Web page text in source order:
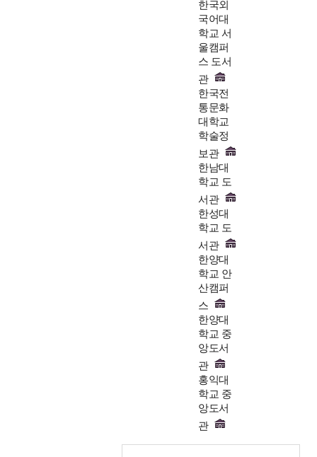
한국외
국어대
학교 서
울캠퍼
스 도서
관
한국전
통문화
대학교
학술정
보관
한남대
학교 도
서관
한성대
학교 도
서관
한양대
학교 안
산캠퍼
스
한양대
학교 중
앙도서
관
홍익대
학교 중
앙도서
관